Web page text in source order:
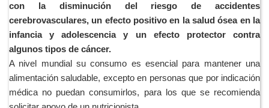
con la disminución del riesgo de accidentes
cerebrovasculares, un efecto positivo en la salud ósea en la
infancia y adolescencia y un efecto protector contra
algunos tipos de cáncer.
A nivel mundial su consumo es esencial para mantener una
alimentación saludable, excepto en personas que por indicación
médica no puedan consumirlos, para los que se recomienda